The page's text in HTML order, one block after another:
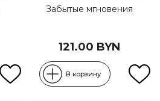
Забытые мгновения
121.00 BYN
В корзину